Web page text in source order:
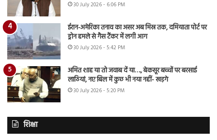
30 July 2026 - 6:06 PM
ईरान-अमेरिका तनाव का असर अब मिस्र तक, दमियाता पोर्ट पर
ड्रोन हमले से गैस टैंकर में लगी आग
30 July 2026 - 5:42 PM
अमित शाह या तो जवाब दें या…., बेकसूर बच्चों पर बरसाई
लाठियां, नए बिल में कुछ भी नया नहीं- खड़गे
30 July 2026 - 5:20 PM
शिक्षा